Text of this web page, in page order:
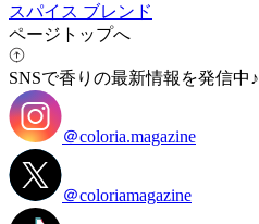
スパイス ブレンド
ページトップへ
SNSで香りの最新情報を発信中♪
＠coloria.magazine
＠coloriamagazine